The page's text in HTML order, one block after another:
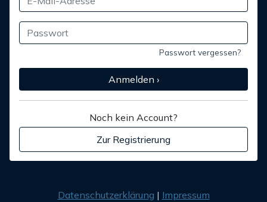
Passwort vergessen?
Anmelden ›
Noch kein Account?
Zur Registrierung
Datenschutzerklärung
Impressum